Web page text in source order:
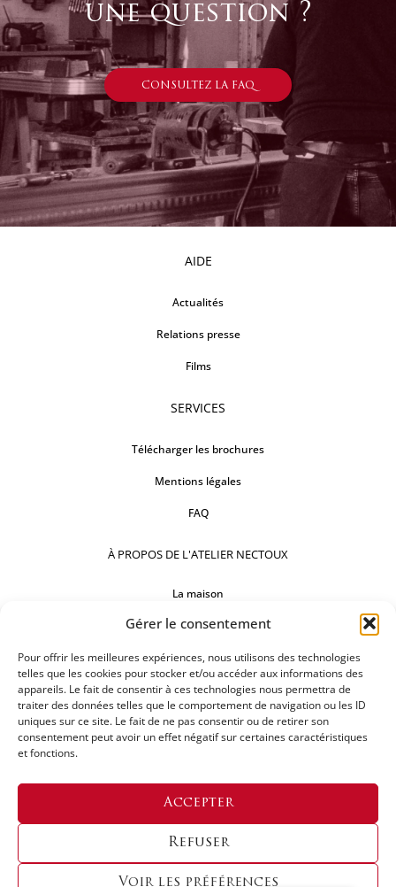
Gérer le consentement
Pour offrir les meilleures expériences, nous utilisons des technologies
telles que les cookies pour stocker et/ou accéder aux informations des
appareils. Le fait de consentir à ces technologies nous permettra de
traiter des données telles que le comportement de navigation ou les ID
uniques sur ce site. Le fait de ne pas consentir ou de retirer son
consentement peut avoir un effet négatif sur certaines caractéristiques
et fonctions.
Accepter
Refuser
Voir les préférences
une question ?
CONSULTEZ LA FAQ
AIDE
Actualités
Relations presse
Films
SERVICES
Télécharger les brochures
Mentions légales
FAQ
À PROPOS DE L'ATELIER NECTOUX
La maison
Comptoirs
Nos réalisations
SUIVEZ-NOUS
DEMANDEZ UN DEVIS